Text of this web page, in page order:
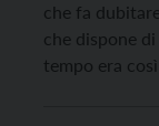
che fa
che dispone
tempo era